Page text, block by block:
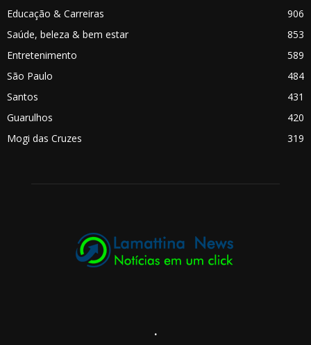
Educação & Carreiras
906
Saúde, beleza & bem estar
853
Entretenimento
589
São Paulo
484
Santos
431
Guarulhos
420
Mogi das Cruzes
319
.